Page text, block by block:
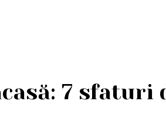
7 sfaturi